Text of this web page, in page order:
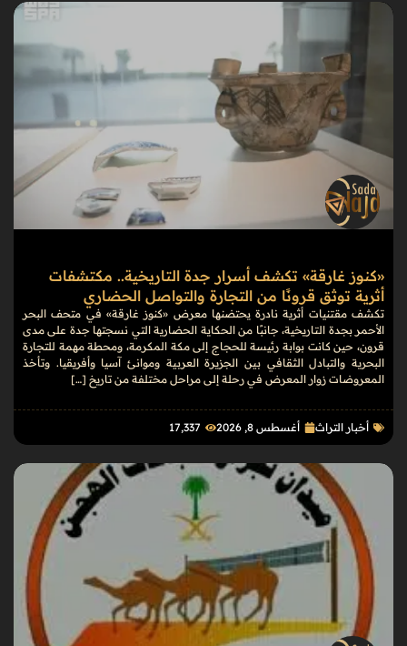
«كنوز غارقة» تكشف أسرار جدة التاريخية.. مكتشفات
أثرية توثق قرونًا من التجارة والتواصل الحضاري
تكشف مقتنيات أثرية نادرة يحتضنها معرض «كنوز غارقة» في متحف البحر
الأحمر بجدة التاريخية، جانبًا من الحكاية الحضارية التي نسجتها جدة على مدى
قرون، حين كانت بوابة رئيسة للحجاج إلى مكة المكرمة، ومحطة مهمة للتجارة
البحرية والتبادل الثقافي بين الجزيرة العربية وموانئ آسيا وأفريقيا. وتأخذ
المعروضات زوار المعرض في رحلة إلى مراحل مختلفة من تاريخ […]
أخبار التراث أغسطس 8, 2026 17٬337